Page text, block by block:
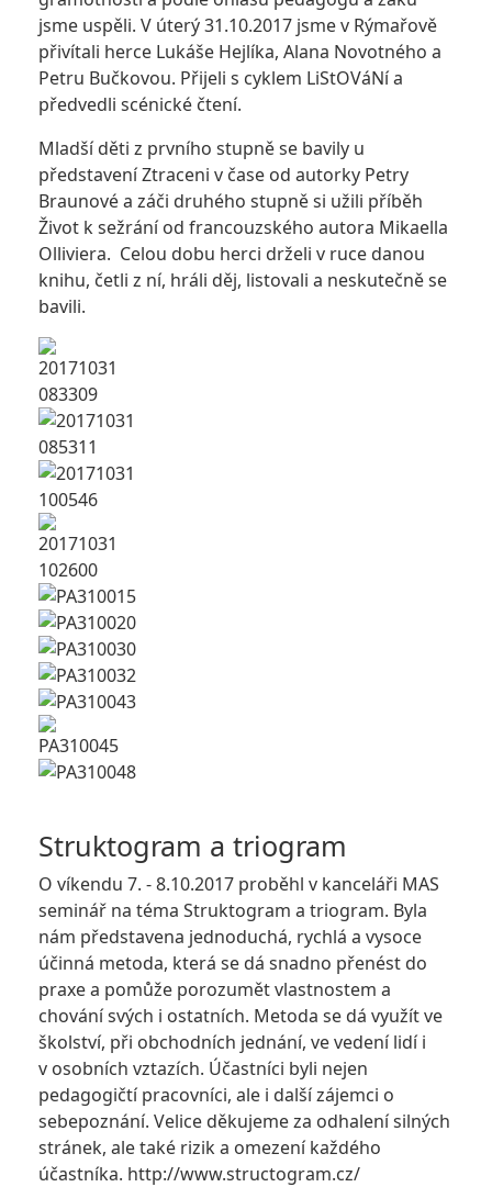
jsme uspěli. V úterý 31.10.2017 jsme v Rýmařově
přivítali herce Lukáše Hejlíka, Alana Novotného a
Petru Bučkovou. Přijeli s cyklem LiStOVáNí a
předvedli scénické čtení.
Mladší děti z prvního stupně se bavily u
představení Ztraceni v čase od autorky Petry
Braunové a záči druhého stupně si užili příběh
Život k sežrání od francouzského autora Mikaella
Olliviera. Celou dobu herci drželi v ruce danou
knihu, četli z ní, hráli děj, listovali a neskutečně se
bavili.
Struktogram a triogram
O víkendu 7. - 8.10.2017 proběhl v kanceláři MAS
seminář na téma Struktogram a triogram. Byla
nám představena jednoduchá, rychlá a vysoce
účinná metoda, která se dá snadno přenést do
praxe a pomůže porozumět vlastnostem a
chování svých i ostatních. Metoda se dá využít ve
školství, při obchodních jednání, ve vedení lidí i
v osobních vztazích. Účastníci byli nejen
pedagogičtí pracovníci, ale i další zájemci o
sebepoznání. Velice děkujeme za odhalení silných
stránek, ale také rizik a omezení každého
účastníka. http://www.structogram.cz/